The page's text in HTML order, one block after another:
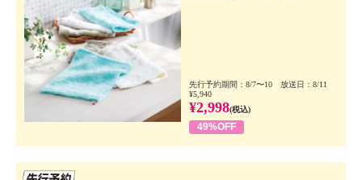
先行予約期間：8/7〜10 放送日：8/11
¥5,940
¥2,998(税込)
49%OFF